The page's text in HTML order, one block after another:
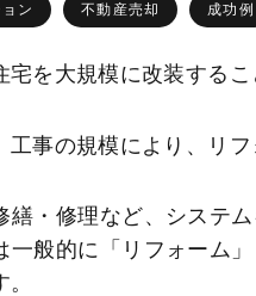
ン 不動産売却 成功例
を大規模に改装するこ
事の規模により、リ
繕・修理など、システ
一般的に「リフォーム